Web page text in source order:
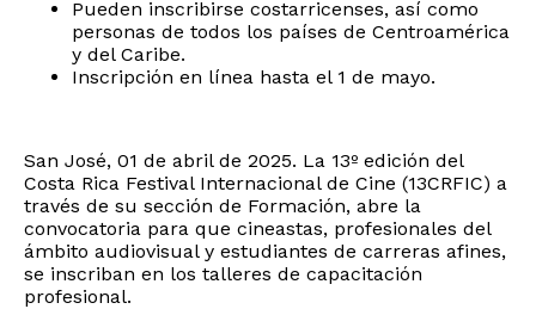
Pueden inscribirse costarricenses, así como
personas de todos los países de Centroamérica
y del Caribe.
Inscripción en línea hasta el 1 de mayo.
San José, 01 de abril de 2025. La 13º edición del
Costa Rica Festival Internacional de Cine (13CRFIC) a
través de su sección de Formación, abre la
convocatoria para que cineastas, profesionales del
ámbito audiovisual y estudiantes de carreras afines,
se inscriban en los talleres de capacitación
profesional.